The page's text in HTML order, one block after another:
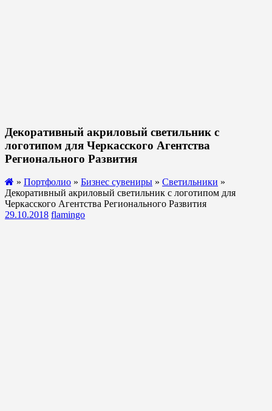
Декоративный акриловый светильник с
логотипом для Черкасского Агентства
Регионального Развития
» Портфолио » Бизнес сувениры » Светильники »
Декоративный акриловый светильник с логотипом для
Черкасского Агентства Регионального Развития
29.10.2018 flamingo